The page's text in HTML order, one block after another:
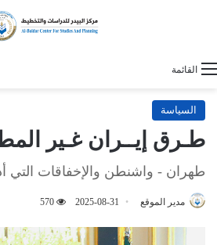
القائمة
السياسة
طـرق إيــران غـير
طهران - واشنطن والإخفاقات التي
مدير الموقع 2025-08-31
570